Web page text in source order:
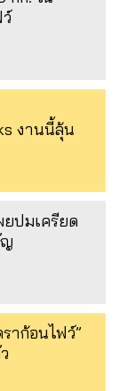
งานนี้ลุ้น
ยปมเครียด
ญ
าก้อนไฟว์”